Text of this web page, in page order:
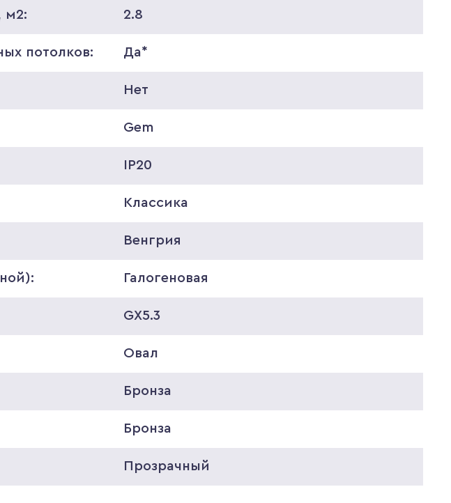
м2: 2.8
потолков: Да*
Нет
Gem
IP20
Классика
Венгрия
Галогеновая
GX5.3
Овал
Бронза
Бронза
Прозрачный